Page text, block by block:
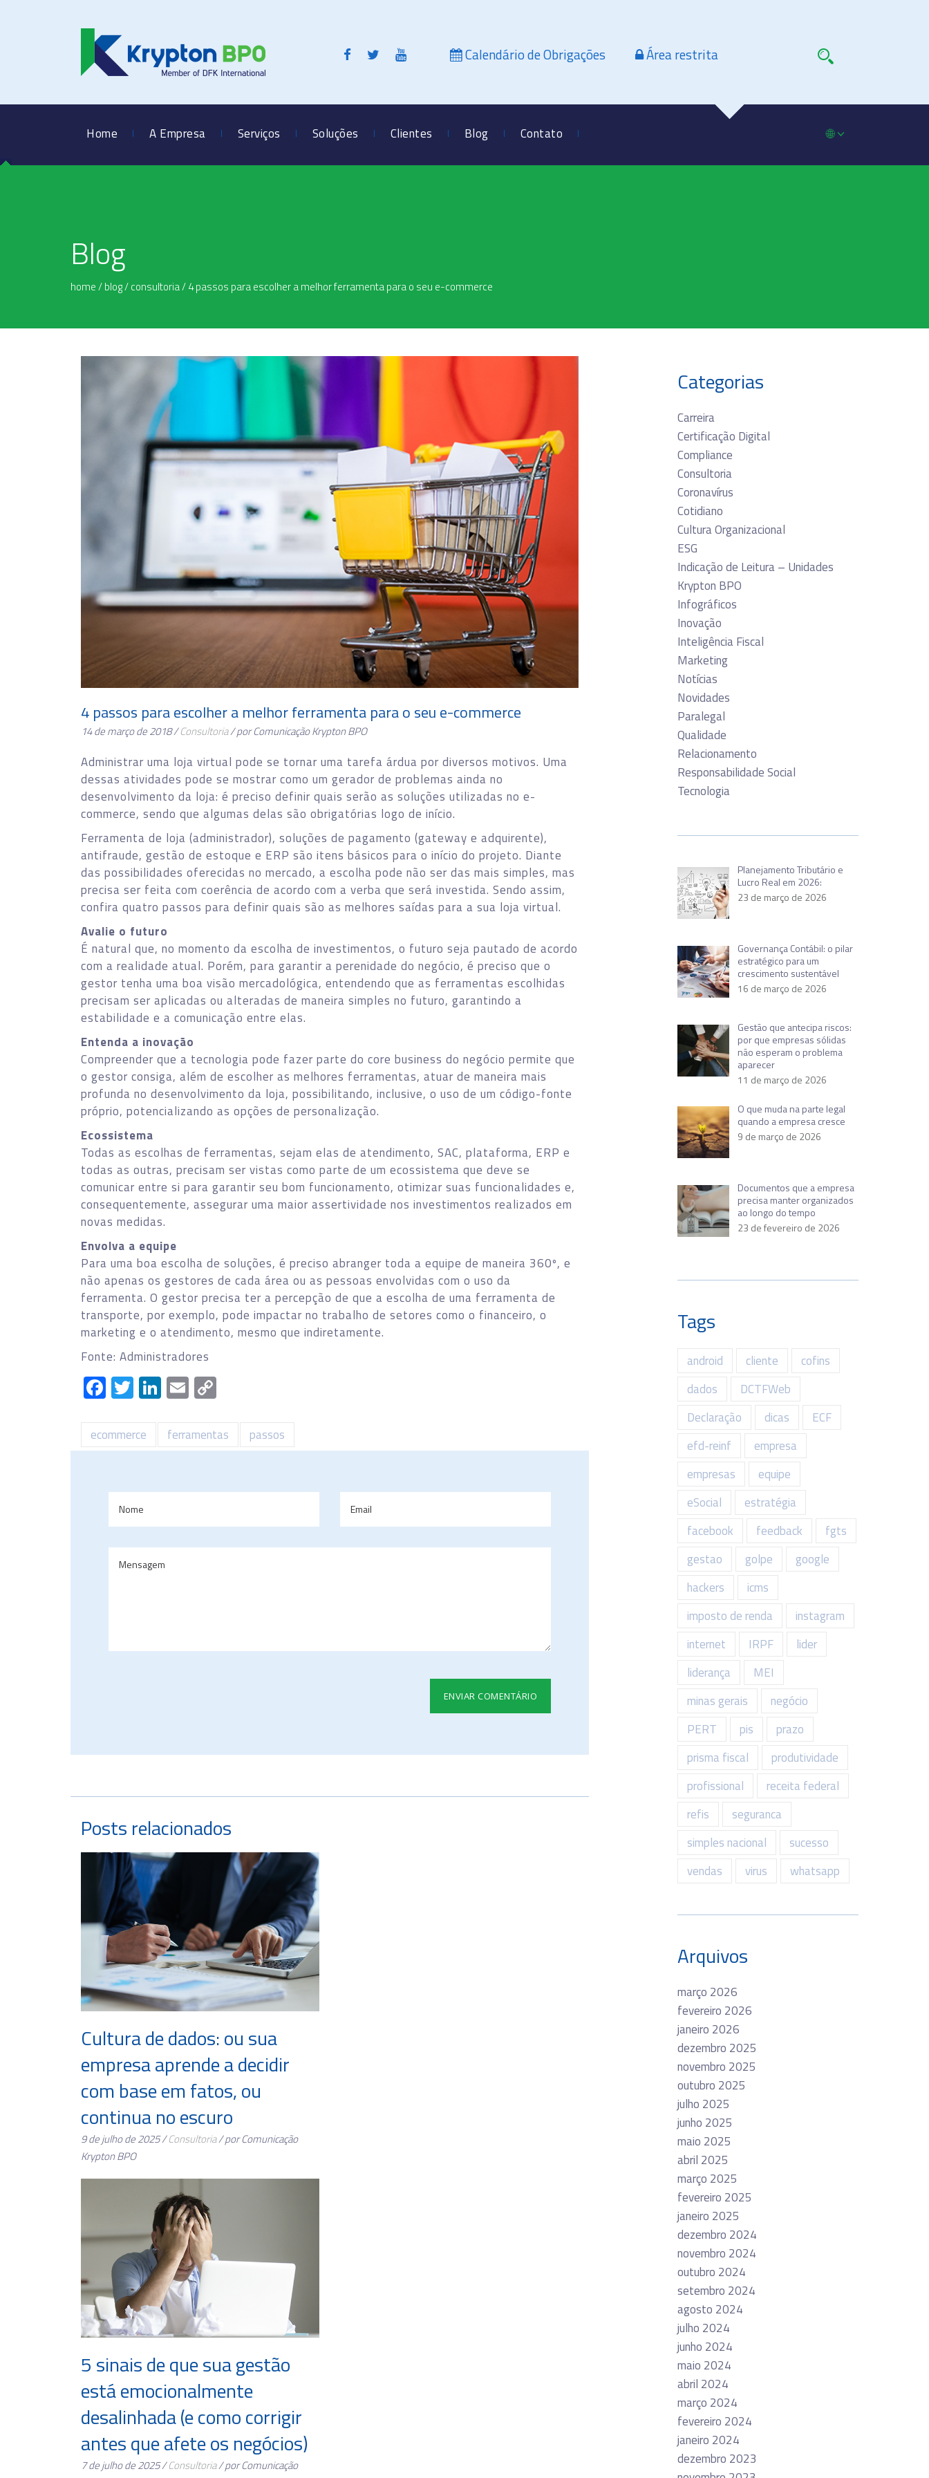
Calendário de Obrigações Área restrita
Home A Empresa Serviços Soluções Clientes Blog Contato 🌐
Blog
home/blog/consultoria/4 passos para escolher a melhor ferramenta para o seu e-commerce
4 passos para escolher a melhor ferramenta para o seu e-commerce
14 de março de 2018 /Consultoria/ por Comunicação Krypton BPO
Administrar uma loja virtual pode se tornar uma tarefa árdua por diversos motivos. Uma
dessas atividades pode se mostrar como um gerador de problemas ainda no
desenvolvimento da loja: é preciso definir quais serão as soluções utilizadas no e-
commerce, sendo que algumas delas são obrigatórias logo de início.
Ferramenta de loja (administrador), soluções de pagamento (gateway e adquirente),
antifraude, gestão de estoque e ERP são itens básicos para o início do projeto. Diante
das possibilidades oferecidas no mercado, a escolha pode não ser das mais simples, mas
precisa ser feita com coerência de acordo com a verba que será investida. Sendo assim,
confira quatro passos para definir quais são as melhores saídas para a sua loja virtual.
Avalie o futuro
É natural que, no momento da escolha de investimentos, o futuro seja pautado de acordo
com a realidade atual. Porém, para garantir a perenidade do negócio, é preciso que o
gestor tenha uma boa visão mercadológica, entendendo que as ferramentas escolhidas
precisam ser aplicadas ou alteradas de maneira simples no futuro, garantindo a
estabilidade e a comunicação entre elas.
Entenda a inovação
Compreender que a tecnologia pode fazer parte do core business do negócio permite que
o gestor consiga, além de escolher as melhores ferramentas, atuar de maneira mais
profunda no desenvolvimento da loja, possibilitando, inclusive, o uso de um código-fonte
próprio, potencializando as opções de personalização.
Ecossistema
Todas as escolhas de ferramentas, sejam elas de atendimento, SAC, plataforma, ERP e
todas as outras, precisam ser vistas como parte de um ecossistema que deve se
comunicar entre si para garantir seu bom funcionamento, otimizar suas funcionalidades e,
consequentemente, assegurar uma maior assertividade nos investimentos realizados em
novas medidas.
Envolva a equipe
Para uma boa escolha de soluções, é preciso abranger toda a equipe de maneira 360º, e
não apenas os gestores de cada área ou as pessoas envolvidas com o uso da
ferramenta. O gestor precisa ter a percepção de que a escolha de uma ferramenta de
transporte, por exemplo, pode impactar no trabalho de setores como o financeiro, o
marketing e o atendimento, mesmo que indiretamente.
Fonte: Administradores
Facebook
Twitter
LinkedIn
Email
ecommerce ferramentas passos
Posts relacionados
Cultura de dados: ou sua
empresa aprende a decidir
com base em fatos, ou
continua no escuro
9 de julho de 2025 /Consultoria/ por Comunicação
Krypton BPO
5 sinais de que sua gestão
está emocionalmente
desalinhada (e como corrigir
antes que afete os negócios)
7 de julho de 2025 /Consultoria/ por Comunicação
Categorias
Carreira
Certificação Digital
Compliance
Consultoria
Coronavírus
Cotidiano
Cultura Organizacional
ESG
Indicação de Leitura – Unidades
Krypton BPO
Infográficos
Inovação
Inteligência Fiscal
Marketing
Notícias
Novidades
Paralegal
Qualidade
Relacionamento
Responsabilidade Social
Tecnologia
Planejamento Tributário e
Lucro Real em 2026:
23 de março de 2026
Governança Contábil: o pilar
estratégico para um
crescimento sustentável
16 de março de 2026
Gestão que antecipa riscos:
por que empresas sólidas
não esperam o problema
aparecer
11 de março de 2026
O que muda na parte legal
quando a empresa cresce
9 de março de 2026
Documentos que a empresa
precisa manter organizados
ao longo do tempo
23 de fevereiro de 2026
Tags
android cliente
cofins
dados
DCTFWeb
Declaração
dicas
ECF
efd-reinf
empresa
empresas
equipe
eSocial
estratégia
facebook
feedback
fgts
gestao
golpe
google
hackers
icms
imposto de renda
instagram
internet
IRPF
lider
liderança
MEI
minas gerais
negócio
PERT
pis
prazo
prisma fiscal
produtividade
profissional
receita federal
refis
seguranca
simples nacional
sucesso
vendas
virus whatsapp
Arquivos
março 2026
fevereiro 2026
janeiro 2026
dezembro 2025
novembro 2025
outubro 2025
julho 2025
junho 2025
maio 2025
abril 2025
março 2025
fevereiro 2025
janeiro 2025
dezembro 2024
novembro 2024
outubro 2024
setembro 2024
agosto 2024
julho 2024
junho 2024
maio 2024
abril 2024
março 2024
fevereiro 2024
janeiro 2024
dezembro 2023